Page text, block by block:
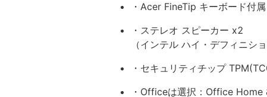
・Acer FineTip キーボード付
・ステレオ スピーカー x2
（インテル ハイ・デフィニシ
・セキュリティチップ
・Officeは選択：Office